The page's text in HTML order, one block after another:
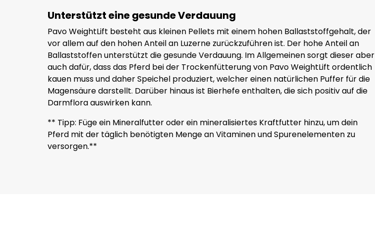
Unterstützt eine gesunde Verdauung
Pavo WeightLift besteht aus kleinen Pellets mit einem hohen Ballaststoffgehalt, der
vor allem auf den hohen Anteil an Luzerne zurückzuführen ist. Der hohe Anteil an
Ballaststoffen unterstützt die gesunde Verdauung. Im Allgemeinen sorgt dieser aber
auch dafür, dass das Pferd bei der Trockenfütterung von Pavo WeightLift ordentlich
kauen muss und daher Speichel produziert, welcher einen natürlichen Puffer für die
Magensäure darstellt. Darüber hinaus ist Bierhefe enthalten, die sich positiv auf die
Darmflora auswirken kann.
** Tipp: Füge ein Mineralfutter oder ein mineralisiertes Kraftfutter hinzu, um dein
Pferd mit der täglich benötigten Menge an Vitaminen und Spurenelementen zu
versorgen.**